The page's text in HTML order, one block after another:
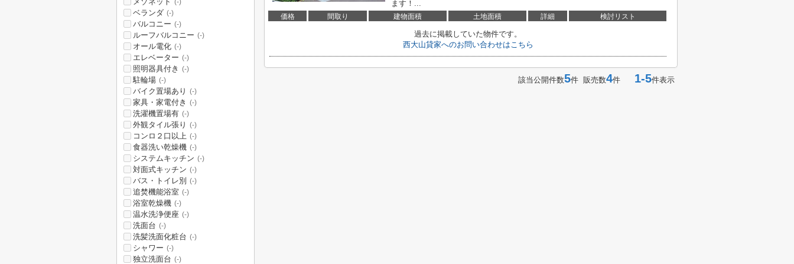
ます！...
価格 間取り 建物面積 土地面積 詳細 検討リスト
過去に掲載していた物件です。
西大山貸家へのお問い合わせはこちら
該当公開件数5件 販売数4件 1-5件表示
(-)
ベランダ (-)
バルコニー (-)
ルーフバルコニー (-)
オール電化 (-)
エレベーター (-)
照明器具付き (-)
駐輪場 (-)
バイク置場あり (-)
家具・家電付き (-)
洗濯機置場有 (-)
外観タイル張り (-)
コンロ２口以上 (-)
食器洗い乾燥機 (-)
システムキッチン (-)
対面式キッチン (-)
バス・トイレ別 (-)
追焚機能浴室 (-)
浴室乾燥機 (-)
温水洗浄便座 (-)
洗面台 (-)
洗髪洗面化粧台 (-)
シャワー (-)
独立洗面台 (-)